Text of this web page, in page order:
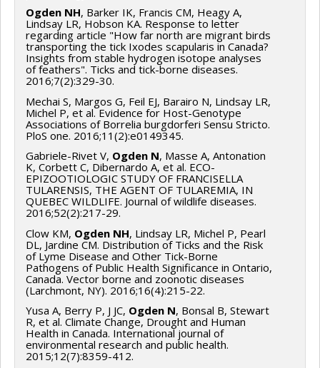
Ogden NH, Barker IK, Francis CM, Heagy A,
Lindsay LR, Hobson KA. Response to letter
regarding article "How far north are migrant birds
transporting the tick Ixodes scapularis in Canada?
Insights from stable hydrogen isotope analyses
of feathers". Ticks and tick-borne diseases.
2016;7(2):329-30.
Mechai S, Margos G, Feil EJ, Barairo N, Lindsay LR,
Michel P, et al. Evidence for Host-Genotype
Associations of Borrelia burgdorferi Sensu Stricto.
PloS one. 2016;11(2):e0149345.
Gabriele-Rivet V, Ogden N, Masse A, Antonation
K, Corbett C, Dibernardo A, et al. ECO-
EPIZOOTIOLOGIC STUDY OF FRANCISELLA
TULARENSIS, THE AGENT OF TULAREMIA, IN
QUEBEC WILDLIFE. Journal of wildlife diseases.
2016;52(2):217-29.
Clow KM, Ogden NH, Lindsay LR, Michel P, Pearl
DL, Jardine CM. Distribution of Ticks and the Risk
of Lyme Disease and Other Tick-Borne
Pathogens of Public Health Significance in Ontario,
Canada. Vector borne and zoonotic diseases
(Larchmont, NY). 2016;16(4):215-22.
Yusa A, Berry P, J JC, Ogden N, Bonsal B, Stewart
R, et al. Climate Change, Drought and Human
Health in Canada. International journal of
environmental research and public health.
2015;12(7):8359-412.